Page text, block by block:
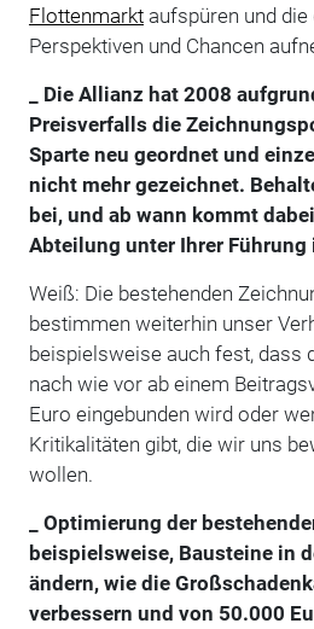
Flottenmarktaufspüren und die
Perspektiven und Chancen
_ Die Allianz hat 2008
Preisverfalls die
Sparte neu geordnet und
nicht mehr gezeichnet.
bei, und ab wann kommt
Abteilung unter Ihrer Führung
Weiß: Die bestehenden
bestimmen weiterhin unser
beispielsweise auch fest, dass
nach wie vor ab einem
Euro eingebunden wird oder
Kritikalitäten gibt, die wir uns
wollen.
_ Optimierung der
beispielsweise, Bausteine in
ändern, wie die
verbessern und von 50.000